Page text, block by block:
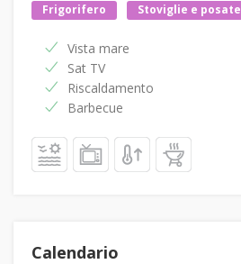
Frigorifero
Stoviglie e posate
Vista mare
Sat TV
Riscaldamento
Barbecue
Calendario